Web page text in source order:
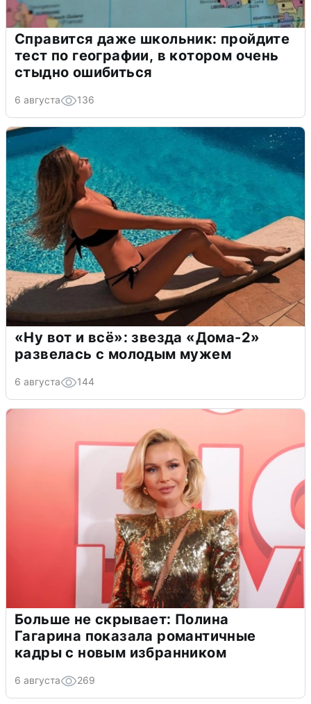
Справится даже школьник: пройдите
тест по географии, в котором очень
стыдно ошибиться
6 августа 136
«Ну вот и всё»: звезда «Дома-2»
развелась с молодым мужем
6 августа 144
Больше не скрывает: Полина
Гагарина показала романтичные
кадры с новым избранником
6 августа 269